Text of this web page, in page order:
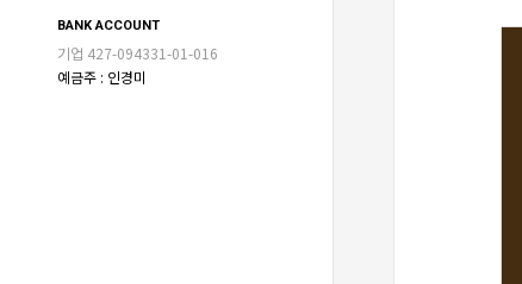
BANK ACCOUNT
기업 427-094331-01-016
예금주 : 인경미